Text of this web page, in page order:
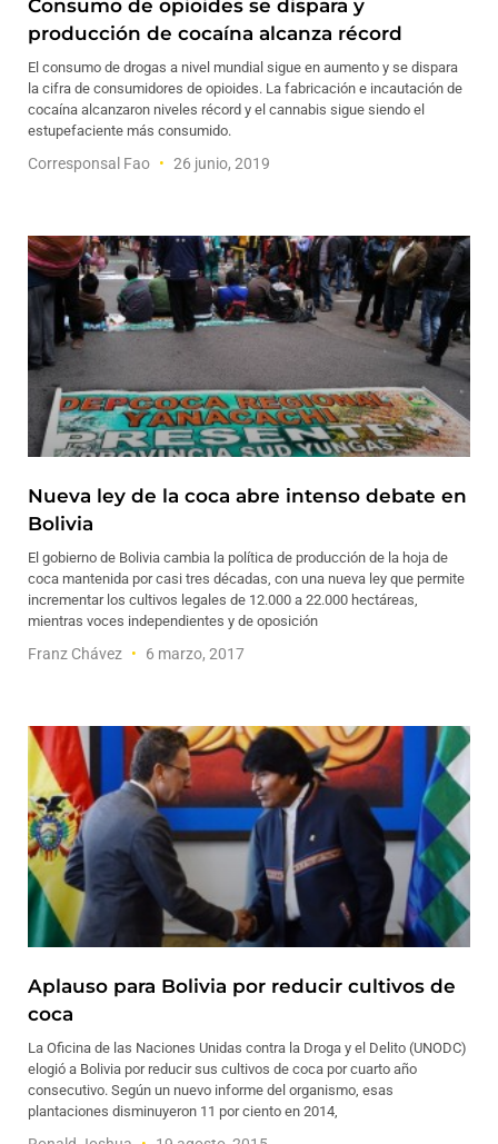
Consumo de opioides se dispara y
producción de cocaína alcanza récord
El consumo de drogas a nivel mundial sigue en aumento y se dispara
la cifra de consumidores de opioides. La fabricación e incautación de
cocaína alcanzaron niveles récord y el cannabis sigue siendo el
estupefaciente más consumido.
Corresponsal Fao 26 junio, 2019
Nueva ley de la coca abre intenso debate en
Bolivia
El gobierno de Bolivia cambia la política de producción de la hoja de
coca mantenida por casi tres décadas, con una nueva ley que permite
incrementar los cultivos legales de 12.000 a 22.000 hectáreas,
mientras voces independientes y de oposición
Franz Chávez 6 marzo, 2017
Aplauso para Bolivia por reducir cultivos de
coca
La Oficina de las Naciones Unidas contra la Droga y el Delito (UNODC)
elogió a Bolivia por reducir sus cultivos de coca por cuarto año
consecutivo. Según un nuevo informe del organismo, esas
plantaciones disminuyeron 11 por ciento en 2014,